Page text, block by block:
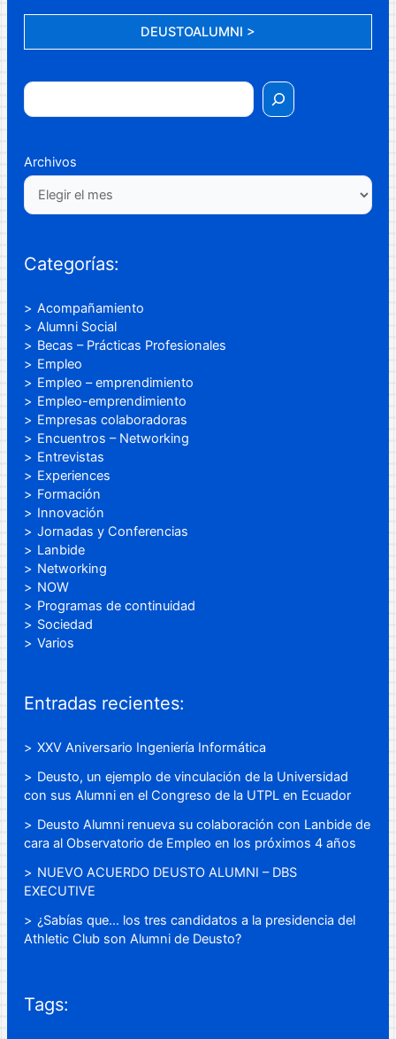
DEUSTOALUMNI >
Archivos
Categorías:
Acompañamiento
Alumni Social
Becas – Prácticas Profesionales
Empleo
Empleo – emprendimiento
Empleo-emprendimiento
Empresas colaboradoras
Encuentros – Networking
Entrevistas
Experiences
Formación
Innovación
Jornadas y Conferencias
Lanbide
Networking
NOW
Programas de continuidad
Sociedad
Varios
Entradas recientes:
XXV Aniversario Ingeniería Informática
Deusto, un ejemplo de vinculación de la Universidad
con sus Alumni en el Congreso de la UTPL en Ecuador
Deusto Alumni renueva su colaboración con Lanbide de
cara al Observatorio de Empleo en los próximos 4 años
NUEVO ACUERDO DEUSTO ALUMNI – DBS
EXECUTIVE
¿Sabías que… los tres candidatos a la presidencia del
Athletic Club son Alumni de Deusto?
Tags: